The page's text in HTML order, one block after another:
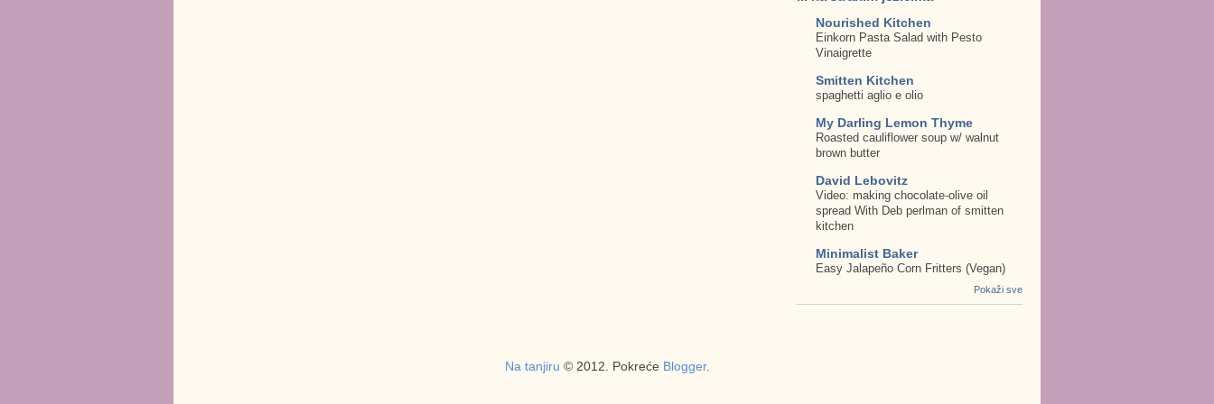
Nourished Kitchen
Einkorn Pasta Salad with Pesto
Vinaigrette
Smitten Kitchen
spaghetti aglio e olio
My Darling Lemon Thyme
Roasted cauliflower soup w/ walnut
brown butter
David Lebovitz
Video: making chocolate-olive oil
spread With Deb perlman of smitten
kitchen
Minimalist Baker
Easy Jalapeño Corn Fritters (Vegan)
Pokaži sve
Na tanjiru © 2012. Pokreće Blogger.